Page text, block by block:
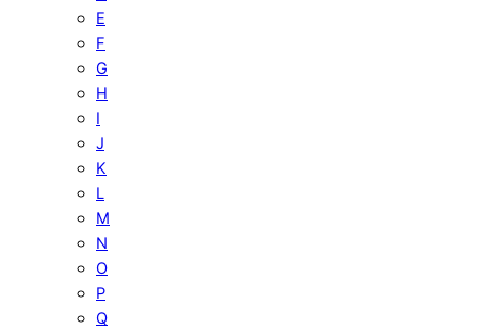
E
F
G
H
I
J
K
L
M
N
O
P
Q